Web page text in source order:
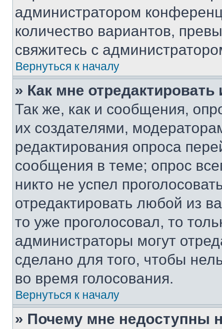
администратором
количество вариантов,
свяжитесь с
Вернуться к началу
» Как мне
Так же, как и сообщения,
их создателями,
редактирования опроса
сообщения в теме; опрос
никто не успел
отредактировать любой из
то уже проголосовал, то
администраторы могут
сделано для того, чтобы
во время голосования.
Вернуться к началу
» Почему мне недоступны